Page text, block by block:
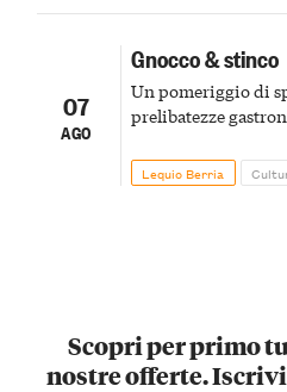
07
AGO
Gnocco & stinco
Un pomeriggio di
prelibatezze
Lequio Berria
Scopri per primo
nostre offerte.